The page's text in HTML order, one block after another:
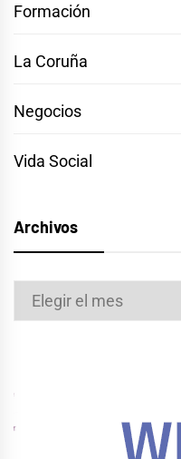
Formación
La Coruña
Negocios
Vida Social
Archivos
Archivos